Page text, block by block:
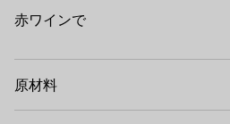
赤ワインで
原材料